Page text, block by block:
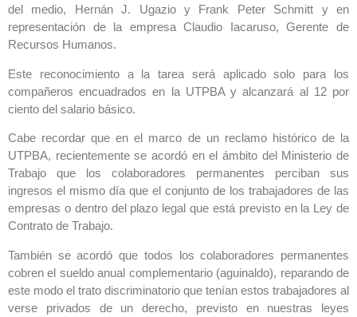
del medio, Hernán J. Ugazio y Frank Peter Schmitt y en
representación de la empresa Claudio Iacaruso, Gerente de
Recursos Humanos.
Este reconocimiento a la tarea será aplicado solo para los
compañeros encuadrados en la UTPBA y alcanzará al 12 por
ciento del salario básico.
Cabe recordar que en el marco de un reclamo histórico de la
UTPBA, recientemente se acordó en el ámbito del Ministerio de
Trabajo que los colaboradores permanentes perciban sus
ingresos el mismo día que el conjunto de los trabajadores de las
empresas o dentro del plazo legal que está previsto en la Ley de
Contrato de Trabajo.
También se acordó que todos los colaboradores permanentes
cobren el sueldo anual complementario (aguinaldo), reparando de
este modo el trato discriminatorio que tenían estos trabajadores al
verse privados de un derecho, previsto en nuestras leyes